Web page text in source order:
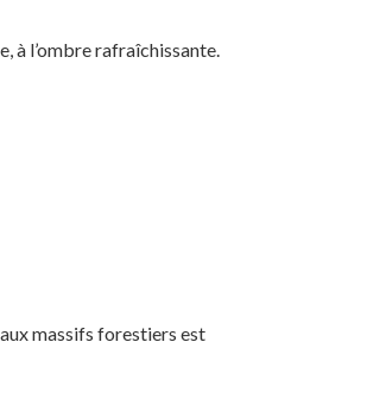
à l’ombre rafraîchissante.
massifs forestiers est